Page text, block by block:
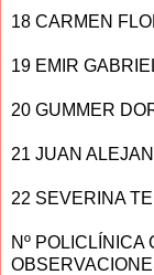
18 CARMEN
19 EMIR
20 GUMMER
21 JUAN
22 SEVERINA
Nº